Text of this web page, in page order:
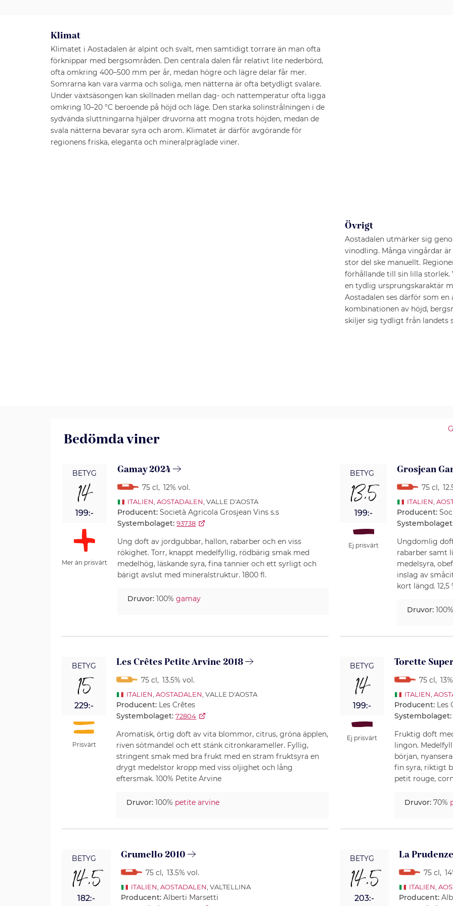
Klimat
Klimatet i Aostadalen är alpint och svalt, men samtidigt torrare än man ofta
förknippar med bergsområden. Den centrala dalen får relativt lite nederbörd,
ofta omkring 400–500 mm per år, medan högre och lägre delar får mer.
Somrarna kan vara varma och soliga, men nätterna är ofta betydligt svalare.
Under växtsäsongen kan skillnaden mellan dag- och nattemperatur ofta ligga
omkring 10–20 °C beroende på höjd och läge. Den starka solinstrålningen i de
sydvända sluttningarna hjälper druvorna att mogna trots höjden, medan de
svala nätterna bevarar syra och arom. Klimatet är därför avgörande för
regionens friska, eleganta och mineralpräglade viner.
Övrigt
Aostadalen utmärker sig
vinodling. Många vingårdar
stor del ske manuellt.
förhållande till sin lilla
en tydlig ursprungskaraktär
Aostadalen ses därför som
kombinationen av höjd,
skiljer sig tydligt från landets
Bedömda viner
BETYG
14
199:-
Mer än prisvärt
Gamay 2024
75 cl, 12% vol.
ITALIEN ,AOSTADALEN , VALLE D'AOSTA
Producent:Società Agricola Grosjean Vins s.s
Systembolaget: 93738
Ung doft av jordgubbar, hallon, rabarber och en viss
rökighet. Torr, knappt medelfyllig, rödbärig smak med
medelhög, läskande syra, fina tannier och ett syrligt och
bärigt avslut med mineralstruktur. 1800 fl.
Druvor: 100%gamay
BETYG
13,5
199:-
Ej prisvärt
Grosjean
75 cl,
ITALIEN
Producent:
Ungdomlig
rabarber samt
medelsyra,
inslag av
kort längd. 12,5
Druvor:
BETYG
15
229:-
Prisvärt
Les Crêtes Petite Arvine 2018
75 cl, 13.5% vol.
ITALIEN ,AOSTADALEN , VALLE D'AOSTA
Producent: Les Crêtes
Systembolaget: 72804
Aromatisk, örtig doft av vita blommor, citrus, gröna äpplen,
riven sötmandel och ett stänk citronkarameller. Fyllig,
stringent smak med bra frukt med en stram fruktsyra en
drygt medelstor kropp med viss oljighet och lång
eftersmak. 100% Petite Arvine
Druvor: 100% petite arvine
BETYG
14
199:-
Ej prisvärt
Torette
75 cl,
ITALIEN
Producent: Les
Systembolaget:
Fruktig doft
lingon.
början,
fin syra, riktigt
petit rouge,
Druvor: 70%
BETYG
14,5
182:-
Grumello 2010
75 cl, 13.5% vol.
ITALIEN ,AOSTADALEN , VALTELLINA
Producent:Alberti Marsetti
BETYG
14,5
203:-
La
75 cl,
ITALIEN
Producent: